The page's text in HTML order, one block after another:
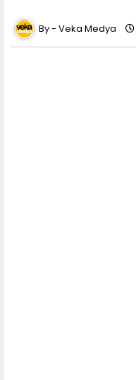
Veka Medya